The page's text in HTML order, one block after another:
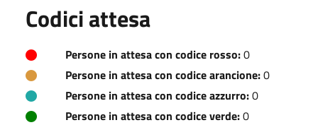
Codici attesa
Persone in attesa con codice rosso:0
Persone in attesa con codice arancione:0
Persone in attesa con codice azzurro:0
Persone in attesa con codice verde:0